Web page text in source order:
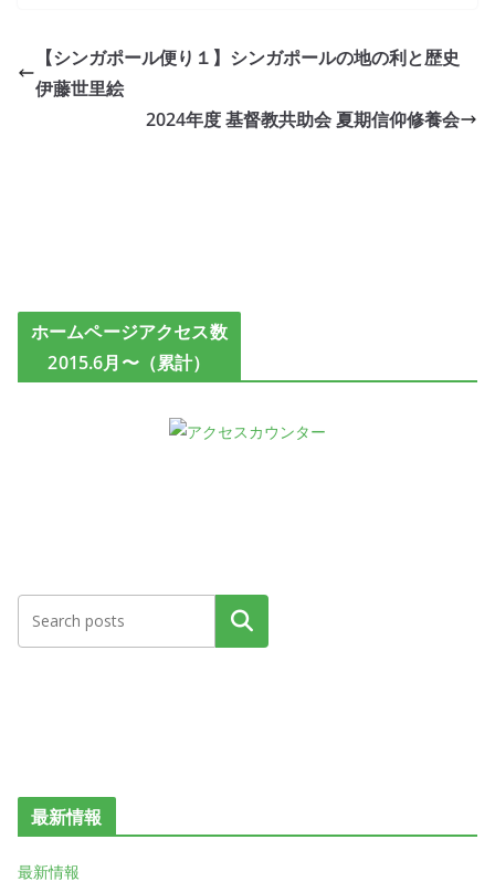
【シンガポール便り１】シンガポールの地の利と歴史
伊藤世里絵
2024年度 基督教共助会 夏期信仰修養会
ホームページアクセス数
2015.6月〜（累計）
検索
最新情報
最新情報